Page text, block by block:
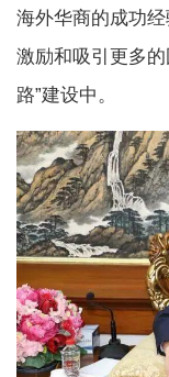
海外华商的成功
激励和吸引更多
路”建设中。